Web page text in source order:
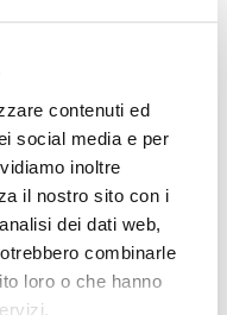
contenuti ed
social media e per
inoltre
il nostro sito con i
dei dati web,
combinarle
loro o che hanno
presso le regioni e le
e sicurezza sul
di cui al
e certificata
all’adeguata
soggetti che erogano